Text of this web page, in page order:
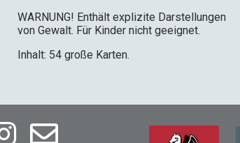
WARNUNG! Enthält explizite Darstellungen
von Gewalt. Für Kinder nicht geeignet.
Inhalt: 54 große Karten.